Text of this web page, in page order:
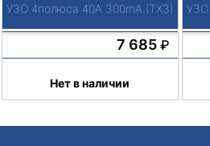
УЗО 4полюса 40А 300mA (TX3)
7 685 ₽
Нет в наличии
УЗО